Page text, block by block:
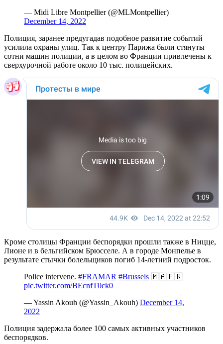
— Midi Libre Montpellier (@MLMontpellier)
December 14, 2022
Полиция, заранее предугадав подобное развитие событий
усилила охраны улиц. Так к центру Парижа были стянуты
сотни машин полиции, а в целом во Франции привлечены к
сверхурочной работе около 10 тыс. полицейских.
Кроме столицы Франции беспорядки прошли также в Ницце,
Лионе и в бельгийском Брюсселе. А в городе Монпелье в
результате стычки болельщиков погиб 14-летний подросток.
Police intervene. #FRAMAR #Brussels 🇲🇦🇫🇷
pic.twitter.com/BEcnfT0ck0
— Yassin Akouh (@Yassin_Akouh) December 14,
2022
Полиция задержала более 100 самых активных участников
беспорядков.